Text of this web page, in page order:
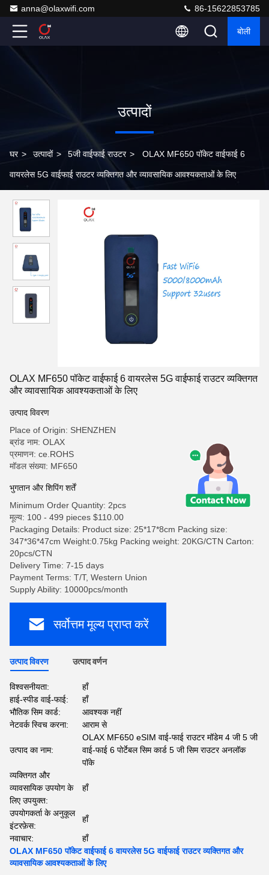
anna@olaxwifi.com 86-15622853785
बोली
उत्पादों
घर > उत्पादों > 5जी वाईफाई राउटर > OLAX MF650 पॉकेट वाईफाई 6
वायरलेस 5G वाईफाई राउटर व्यक्तिगत और व्यावसायिक आवश्यकताओं के लिए
OLAX MF650 पॉकेट वाईफाई 6 वायरलेस 5G वाईफाई राउटर व्यक्तिगत
और व्यावसायिक आवश्यकताओं के लिए
उत्पाद विवरण
Place of Origin: SHENZHEN
ब्रांड नाम: OLAX
प्रमाणन: ce.ROHS
मॉडल संख्या: MF650
भुगतान और शिपिंग शर्तें
Minimum Order Quantity: 2pcs
मूल्य: 100 - 499 pieces $110.00
Packaging Details: Product size: 25*17*8cm Packing size:
347*36*47cm Weight:0.75kg Packing weight: 20KG/CTN Carton:
20pcs/CTN
Delivery Time: 7-15 days
Payment Terms: T/T, Western Union
Supply Ability: 10000pcs/month
सर्वोत्तम मूल्य प्राप्त करें
उत्पाद विवरण उत्पाद वर्णन
विश्वसनीयता:
हाँ
हाई-स्पीड वाई-फाई:
हाँ
भौतिक सिम कार्ड:
आवश्यक नहीं
नेटवर्क स्विच करना:
आराम से
उत्पाद का नाम:
OLAX MF650 eSIM वाई-फाई राउटर मॉडेम 4 जी 5 जी
वाई-फाई 6 पोर्टेबल सिम कार्ड 5 जी सिम राउटर अनलॉक
पॉके
व्यक्तिगत और
व्यावसायिक उपयोग के
लिए उपयुक्त:
हाँ
उपयोगकर्ता के अनुकूल
इंटरफ़ेस:
हाँ
नवाचार:
हाँ
OLAX MF650 पॉकेट वाईफाई 6 वायरलेस 5G वाईफाई राउटर व्यक्तिगत और
व्यावसायिक आवश्यकताओं के लिए